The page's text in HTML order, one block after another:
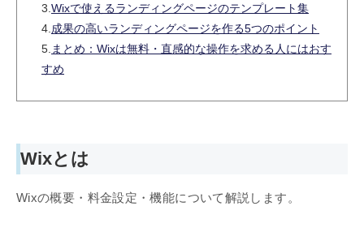
3. Wixで使えるランディングページのテンプレート集
4. 成果の高いランディングページを作る5つのポイント
5. まとめ：Wixは無料・直感的な操作を求める人にはおす
すめ
Wixとは
Wixの概要・料金設定・機能について解説します。